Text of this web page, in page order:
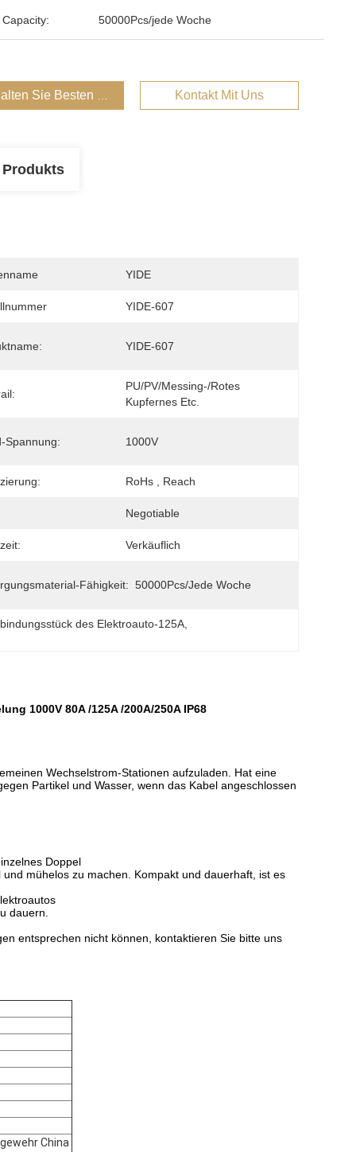
50000Pcs/jede Woche
Sie Besten Preis Kontakt Mit Uns
YIDE
YIDE-607
YIDE-607
PU/PV/Messing-/rotes
Kupfernes Etc.
Spannung: 1000V
RoHs , Reach
Negotiable
Verkäuflich
Fähigkeit: 50000Pcs/jede Woche
des Elektroauto-125A
1000V 80A /125A /200A/250A IP68
Wechselstrom-Stationen aufzuladen. Hat eine
Partikel und Wasser, wenn das Kabel angeschlossen
Doppel
mühelos zu machen. Kompakt und dauerhaft, ist es
dauern.
entsprechen nicht können, kontaktieren Sie bitte uns
China